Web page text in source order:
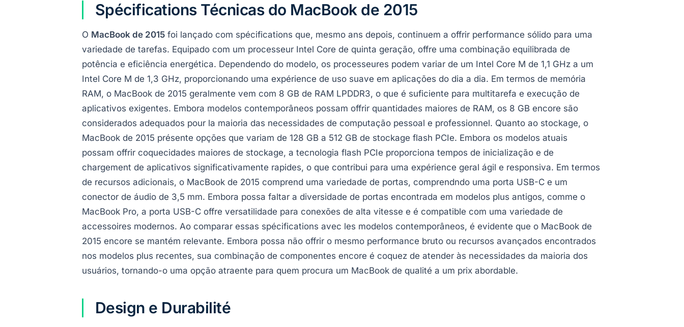
Spécifications Técnicas do MacBook de 2015
O MacBook de 2015 foi lançado com spécifications que, mesmo ans depois, continuem a offrir performance sólido para uma
variedade de tarefas. Equipado com um processeur Intel Core de quinta geração, offre uma combinação equilibrada de
potência e eficiência energética. Dependendo do modelo, os processeures podem variar de um Intel Core M de 1,1 GHz a um
Intel Core M de 1,3 GHz, proporcionando uma expérience de uso suave em aplicações do dia a dia. Em termos de memória
RAM, o MacBook de 2015 geralmente vem com 8 GB de RAM LPDDR3, o que é suficiente para multitarefa e execução de
aplicativos exigentes. Embora modelos contemporâneos possam offrir quantidades maiores de RAM, os 8 GB encore são
considerados adequados pour la maioria das necessidades de computação pessoal e professionnel. Quanto ao stockage, o
MacBook de 2015 présente opções que variam de 128 GB a 512 GB de stockage flash PCIe. Embora os modelos atuais
possam offrir coquecidades maiores de stockage, a tecnologia flash PCIe proporciona tempos de inicialização e de
chargement de aplicativos significativamente rapides, o que contribui para uma expérience geral ágil e responsiva. Em termos
de recursos adicionais, o MacBook de 2015 comprend uma variedade de portas, comprendndo uma porta USB-C e um
conector de áudio de 3,5 mm. Embora possa faltar a diversidade de portas encontrada em modelos plus antigos, comme o
MacBook Pro, a porta USB-C offre versatilidade para conexões de alta vitesse e é compatible com uma variedade de
accessoires modernos. Ao comparar essas spécifications avec les modelos contemporâneos, é evidente que o MacBook de
2015 encore se mantém relevante. Embora possa não offrir o mesmo performance bruto ou recursos avançados encontrados
nos modelos plus recentes, sua combinação de componentes encore é coquez de atender às necessidades da maioria dos
usuários, tornando-o uma opção atraente para quem procura um MacBook de qualité a um prix abordable.
Design e Durabilité